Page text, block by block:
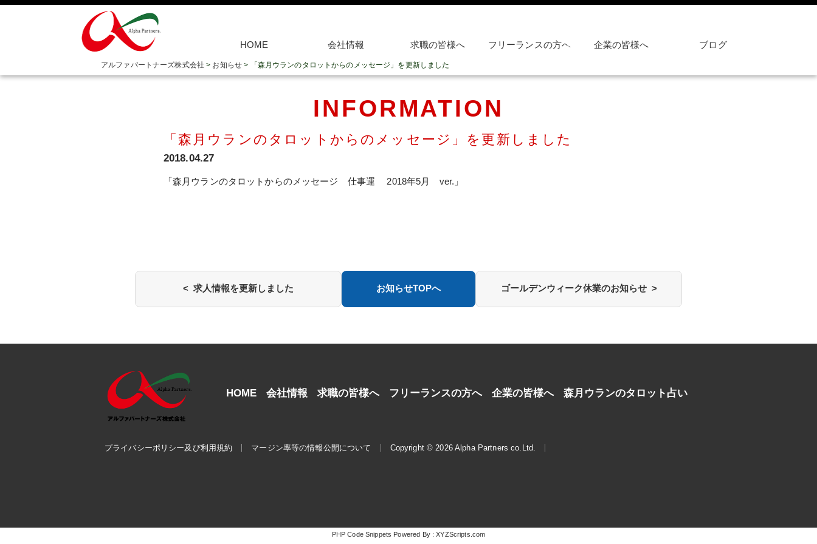
HOME 会社情報 求職の皆様へ フリーランスの方へ 企業の皆様へ ブログ
アルファパートナーズ株式会社 > お知らせ > 「森月ウランのタロットからのメッセージ」を更新しました
INFORMATION
「森月ウランのタロットからのメッセージ」を更新しました
2018.04.27
「森月ウランのタロットからのメッセージ 仕事運 2018年5月 ver.」
< 求人情報を更新しました お知らせTOPへ ゴールデンウィーク休業のお知らせ >
HOME 会社情報 求職の皆様へ フリーランスの方へ 企業の皆様へ 森月ウランのタロット占い
プライバシーポリシー及び利用規約 マージン率等の情報公開について Copyright © 2026 Alpha Partners co.Ltd.
PHP Code Snippets Powered By :XYZScripts.com